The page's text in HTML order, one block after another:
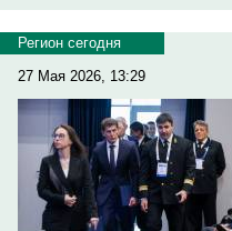
Регион сегодня
27 Мая 2026, 13:29